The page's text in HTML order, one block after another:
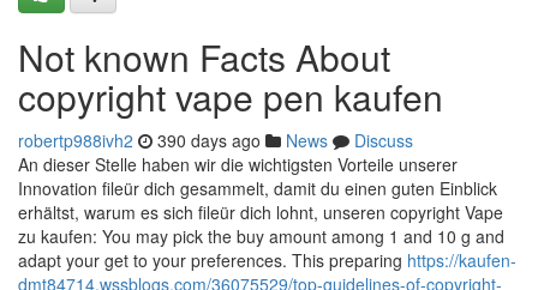
Not known Facts About
copyright vape pen kaufen
robertp988ivh2 390 days ago News
Discuss
An dieser Stelle haben wir die wichtigsten Vorteile unserer
Innovation fileür dich gesammelt, damit du einen guten Einblick
erhältst, warum es sich fileür dich lohnt, unseren copyright Vape
zu kaufen: You may pick the buy amount among 1 and 10 g and
adapt your get to your preferences. This preparing https://kaufen-
dmt84714.wssblogs.com/36075529/top-guidelines-of-copyright-